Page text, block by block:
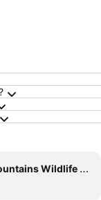
Wildlife Refuge